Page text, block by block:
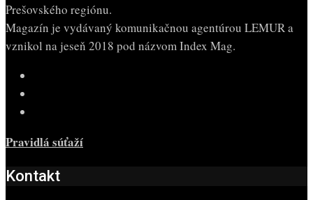
Prešovského regiónu.
Magazín je vydávaný komunikačnou agentúrou LEMUR a
vznikol na jeseň 2018 pod názvom Index Mag.
Pravidlá súťaží
Kontakt